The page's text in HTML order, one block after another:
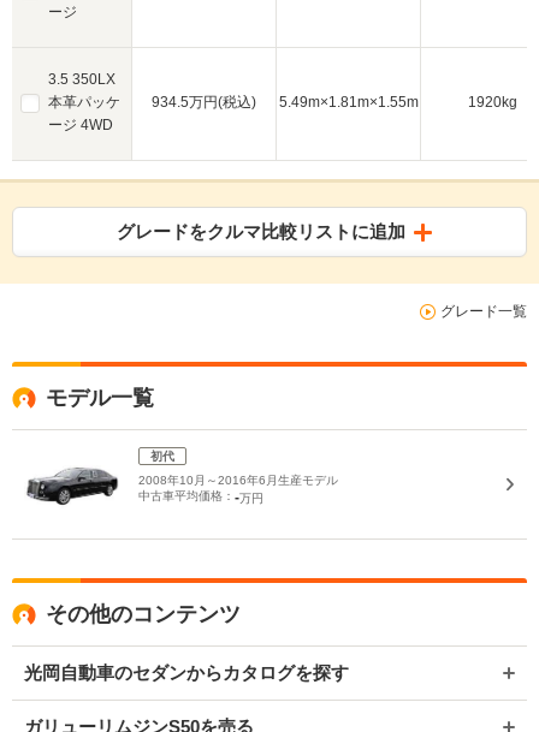
ージ
3.5 350LX
本革パッケ
ージ 4WD
934.5万円(税込) 5.49m×1.81m×1.55m 1920kg
グレードをクルマ比較リストに追加
グレード一覧
モデル一覧
初代
2008年10月～2016年6月生産モデル
中古車平均価格： -万円
その他のコンテンツ
光岡自動車のセダンからカタログを探す
ガリューリムジンS50を売る